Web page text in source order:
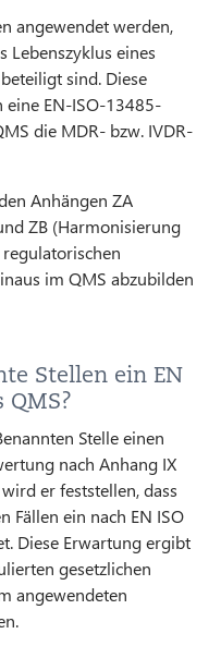
angewendet werden,
Lebenszyklus eines
sind. Diese
EN-ISO-13485-
die MDR- bzw. IVDR-
Anhängen ZA
ZB (Harmonisierung
im QMS abzubilden
Stellen ein EN
Stelle einen
nach Anhang IX
er feststellen, dass
Fällen ein nach EN ISO
Diese Erwartung ergibt
gesetzlichen
angewendeten